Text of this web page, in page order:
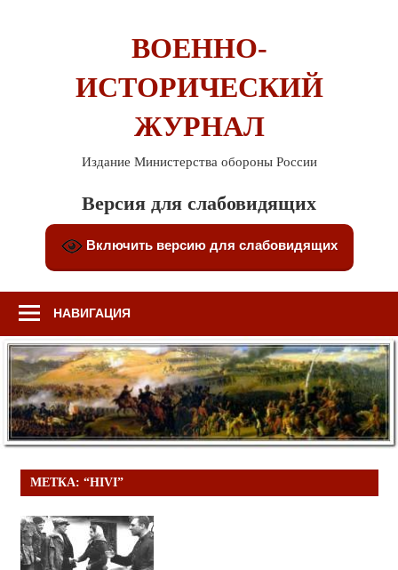
ВОЕННО-
ИСТОРИЧЕСКИЙ
ЖУРНАЛ
Издание Министерства обороны России
Версия для слабовидящих
Включить версию для слабовидящих
НАВИГАЦИЯ
МЕТКА: “HIVI”